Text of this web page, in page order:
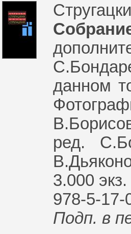
данном
ред.
3.000
978-5-17-
Подп. в